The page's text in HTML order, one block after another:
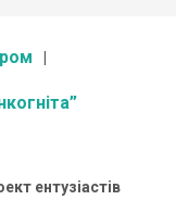
ентузіастів